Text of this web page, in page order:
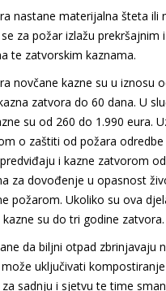
nastane materijalna šteta ili
za požar izlažu prekršajnim i
te zatvorskim kaznama.
novčane kazne su u iznosu
zatvora do 60 dana. U
su od 260 do 1.990 eura.
o zaštiti od požara odredbe
i kazne zatvorom
za dovođenje u opasnost
požarom. Ukoliko su ova
su do tri godine zatvora.
da biljni otpad zbrinjavaju
uključivati
sadnju i sjetvu te time